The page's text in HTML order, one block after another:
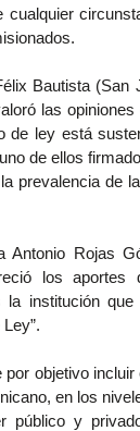
Bautista (San
las
de ley está
de ellos
prevalencia de
Antonio Rojas
los aportes
la institución
por objetivo
en los
público y